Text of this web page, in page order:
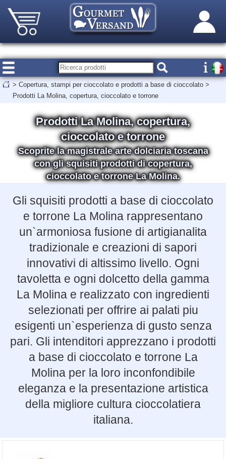
> Copertura, stampi per cioccolato e prodotti a base di cioccolato >
Prodotti La Molina, copertura, cioccolato e torrone
Prodotti La Molina, copertura,
cioccolato e torrone
Scoprite la magistrale arte dolciaria toscana
con gli squisiti prodotti di copertura,
cioccolato e torrone La Molina.
Gli squisiti prodotti a base di cioccolato
e torrone La Molina rappresentano
un`armoniosa fusione di artigianalita
tradizionale e creazioni di sapori
innovativi di altissimo livello. Ogni
tavoletta e ogni dolcetto della gamma
La Molina e realizzato con ingredienti
selezionati per offrire ai palati piu
esigenti un`esperienza di gusto senza
pari. Gli intenditori apprezzano i prodotti
a base di cioccolato e torrone La
Molina per la loro inconfondibile
eleganza e la presentazione artistica
della migliore cultura cioccolatiera
italiana.